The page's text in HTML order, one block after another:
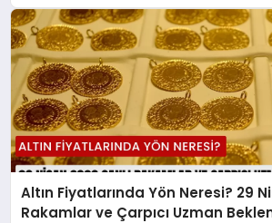
Altın Fiyatlarında Yön Neresi? 29
Rakamlar ve Çarpıcı Uzman